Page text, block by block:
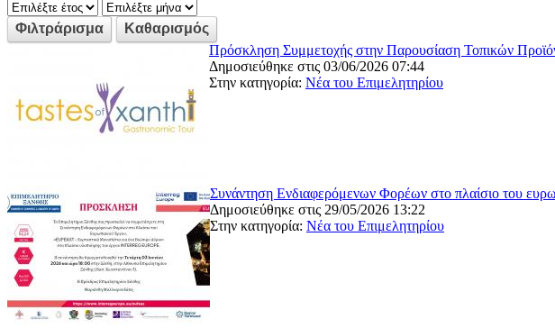
Πρόσκληση Συμμετοχής στην Παρουσίαση Τοπικών
Δημοσιεύθηκε στις 03/06/2026 07:44
Στην κατηγορία: Νέα του Επιμελητηρίου
Συνάντηση Ενδιαφερόμενων Φορέων στο πλαίσιο του
Δημοσιεύθηκε στις 29/05/2026 13:22
Στην κατηγορία: Νέα του Επιμελητηρίου